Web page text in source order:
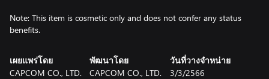
Note: This item is cosmetic only and does not confer any status
benefits.
เผยแพร่โดย
CAPCOM CO., LTD.
พัฒนาโดย
CAPCOM CO., LTD.
วันที่วางจำหน่าย
3/3/2566